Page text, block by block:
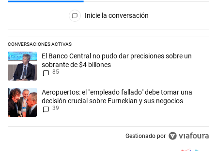
Todos los comentarios
Inicie la conversación
CONVERSACIONES ACTIVAS
Este listado muestra los artículos con más comentarios en los
Un artículo de tendencia con el título "El Banco Central no pudo dar
El Banco Central no pudo dar precisiones sobre un
sobrante de $4 billones
85
Un artículo de tendencia con el título "Aeropuertos: el "empleado
Aeropuertos: el "empleado fallado" debe tomar una
decisión crucial sobre Eurnekian y sus negocios
39
Gestionado por